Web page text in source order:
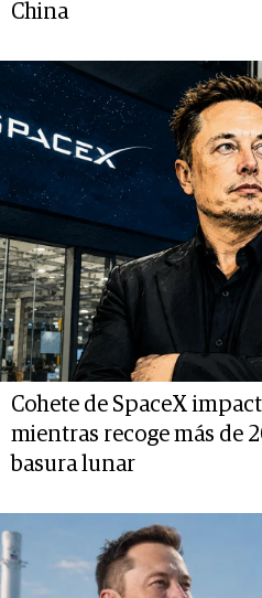
China
Cohete de SpaceX
mientras recoge más de
basura lunar